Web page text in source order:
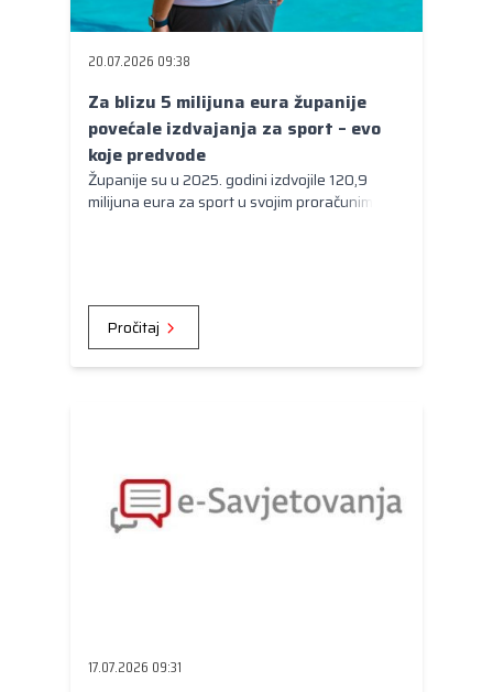
Europe
Europski odbor regija
20.07.2026 09:38
Za blizu 5 milijuna eura županije
povećale izdvajanja za sport – evo
koje predvode
Županije su u 2025. godini izdvojile 120,9
milijuna eura za sport u svojim proračunima.
Pročitaj
17.07.2026 09:31